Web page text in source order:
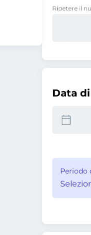
Ripetere il
Data
Periodo